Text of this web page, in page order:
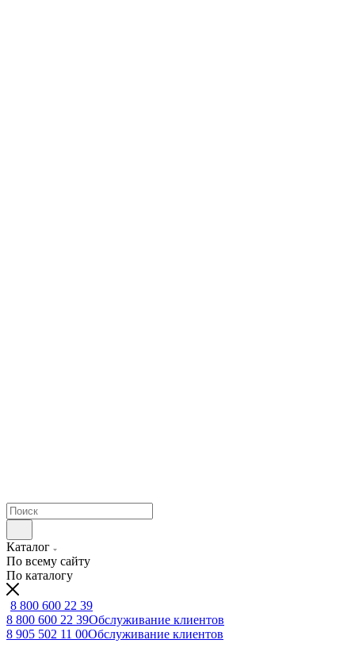
Каталог
По всему сайту
По каталогу
8 800 600 22 39
8 800 600 22 39Обслуживание клиентов
8 905 502 11 00Обслуживание клиентов